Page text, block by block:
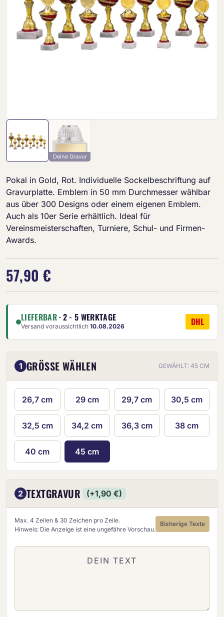
Deine Gravur
Pokal in Gold, Rot. Individuelle Sockelbeschriftung auf
Gravurplatte. Emblem in 50 mm Durchmesser wählbar
aus über 300 Designs oder einem eigenen Emblem.
Auch als 10er Serie erhältlich. Ideal für
Vereinsmeisterschaften, Turniere, Schul- und Firmen-
Awards.
57,90 €
LIEFERBAR· 2 - 5 WERKTAGE
Versand voraussichtlich 10.08.2026 DHL
1 GRÖSSE WÄHLEN GEWÄHLT: 45 CM
26,7 cm 29 cm 29,7 cm 30,5 cm
32,5 cm 34,2 cm 36,3 cm 38 cm
40 cm 45 cm
2 TEXTGRAVUR (+1,90 €)
Max. 4 Zeilen & 30 Zeichen pro Zeile.
Hinweis: Die Anzeige ist eine ungefähre Vorschau.
Bisherige Texte